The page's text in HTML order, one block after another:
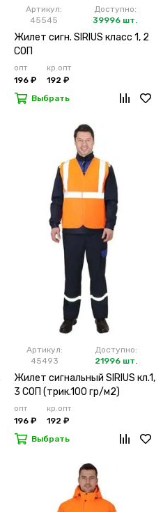
Артикул:
45545
Доступно:
39996 шт.
Жилет сигн. SIRIUS класс 1, 2
СОП
опт
196 ₽
кр.опт
192 ₽
Выбрать
Артикул:
45493
Доступно:
21996 шт.
Жилет сигнальный SIRIUS кл.1,
3 СОП (трик.100 гр/м2)
оранжевый
опт
196 ₽
кр.опт
192 ₽
Выбрать